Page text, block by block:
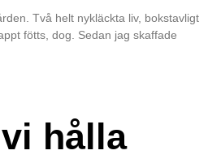
Två helt nykläckta liv, bokstavligt
fötts, dog. Sedan jag skaffade
hålla